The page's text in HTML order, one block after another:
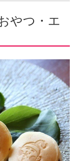
やつ・エ